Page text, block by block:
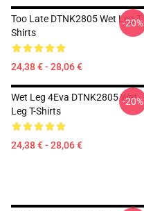
Too Late DTNK2805 Wet Leg T-
Shirts
24,38 € - 28,06 €
-20%
Wet Leg 4Eva DTNK2805 Wet
Leg T-Shirts
24,38 € - 28,06 €
-20%